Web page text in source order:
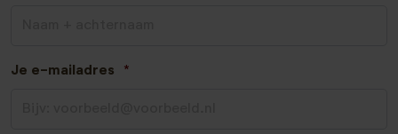
Je e-mailadres *